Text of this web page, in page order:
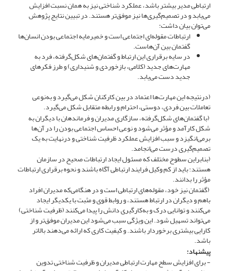
ارتباطی مدیر بیشتر باشد، عملکرد شناختی نیز به همان نسبت افزایش
می‌یابد و در تصمیم‌گیری‌ها نیز موفق‌تر هستند. در تبیین نتایج پژوهش
می‌توان بیان داشت:
ارتباطات مقوله‌ای اجتماعی است و خمیرمایه اجتماعی بودن انسان‌ها
گفتمان بین آن‌هاست.
در سایه برقراری این ارتباط و گفتمان‌های شکل‌گرفته، فرد به
مهارت‌های جدید (کلامی، بازخوردی و شنیداری) و طرز فکرهای
جدید دست می‌یابد.
(درنتیجه این مهارت‌ها اعتماد در بین کارکنان شکل می‌گیرد و به‌نوعی
تعاملات بین فردی، دوستی، احترام و رابطه متقابل شکل می‌گیرد.
(با گفتمان‌های شکل‌گرفته، سازگاری مدیران و فرماندهان با دیگران به
شکل کارآمد و مؤثر می‌شود و نوعی احساس اجتماعی بودن را در آن‌ها
برمی‌انگیزد و سبب افزایش عملکرد ظرفیت شناختی و درنهایت به یک
تصمیم‌گیری درست می‌انجامد.
(بنابراین سطوح مختلف که مسئول ایجاد ارتباطات صحیح در سازمان
هستند؛ باید از کم وکیل فرایند ارتباطی آگاه باشند و نحوه برقراری ارتباطات
مؤثر را بدانند.
(گفتمان نیز خود، مقوله‌های ارتباطی است و در هنگامی‌که مدیران افراد
باهم و دیگران در ارتباط هستند، و روابط قوی و مثبت با یکدیگر ایجاد
می‌کنند و توانایی درک و به‌کارگیری دانش را پیدا می‌کنند (ظرفیت شناختی)
می‌تواند تسهیل شود. این ویژگی سبب می‌شود این مدیران موفق‌تر و از
کارایی بیشتری برخوردار باشند. و کیفیت کاری که ارائه می‌دهند بالاتر
باشد.
پیشنهاد:
- برای افزایش سطح مهارت ارتباطی مدیران و ظرفیت شناختی تدوین